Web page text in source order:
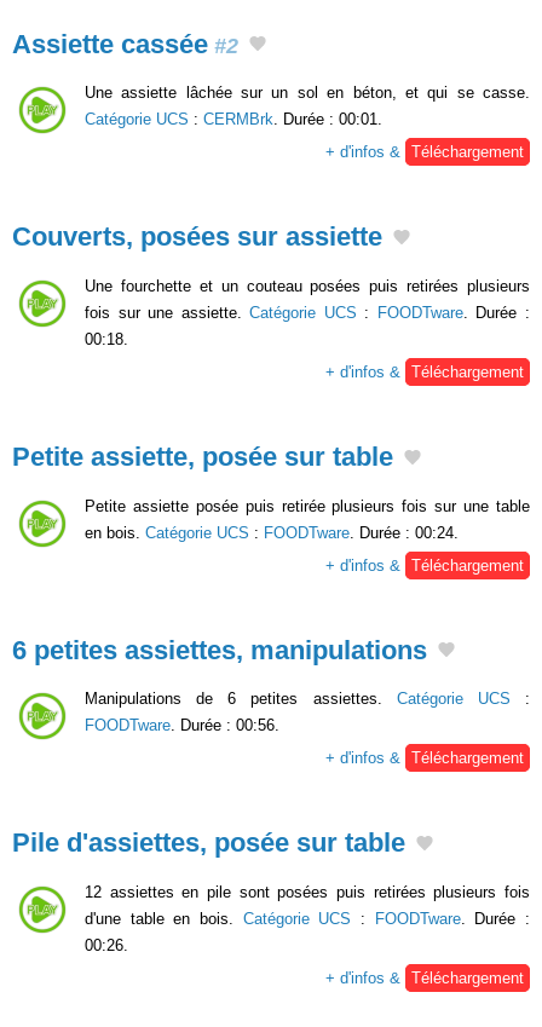
Assiette cassée #2
Une assiette lâchée sur un sol en béton, et qui se casse.
Catégorie UCS : CERMBrk. Durée : 00:01.
+ d'infos & Téléchargement
Couverts, posées sur assiette
Une fourchette et un couteau posées puis retirées plusieurs
fois sur une assiette.Catégorie UCS : FOODTware. Durée :
00:18.
+ d'infos &
Téléchargement
Petite assiette, posée sur table
Petite assiette posée puis retirée plusieurs fois sur une table
en bois. Catégorie UCS : FOODTware . Durée : 00:24.
+ d'infos &
Téléchargement
6 petites assiettes, manipulations
Manipulations de 6 petites assiettes. Catégorie UCS :
FOODTware. Durée : 00:56.
+ d'infos & Téléchargement
Pile d'assiettes, posée sur table
12 assiettes en pile sont posées puis retirées plusieurs fois
d'une table en bois. Catégorie UCS : FOODTware. Durée :
00:26.
+ d'infos &
Téléchargement